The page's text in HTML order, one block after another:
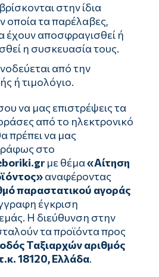
στην ίδια
οποία τα παρέλαβες,
έχουν αποσφραγισθεί ή
η συσκευασία τους.
από την
ή τιμολόγιο.
να μας επιστρέψεις τα
από το ηλεκτρονικό
πρέπει να μας
στο
με θέμα«Αίτηση
αναφέροντας
παραστατικού αγοράς
έγκριση
Η διεύθυνση στην
τα προϊόντα προς
οδός Ταξιαρχών αριθμός
18120, Ελλάδα.